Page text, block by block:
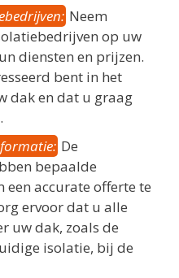
Neem
op uw
diensten en prijzen.
bent in het
dak en dat u graag
De
bepaalde
accurate offerte te
ervoor dat u alle
uw dak, zoals de
isolatie, bij de